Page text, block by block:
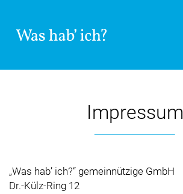
Impressum
Was hab’ ich? gemeinnützige GmbH
Dr.-Külz-Ring 12